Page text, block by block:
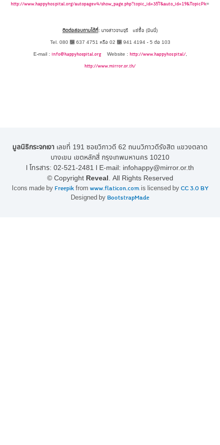
http://www.happyhospital.org/autopagev4/show_page.php?topic_id=357&auto_id=19&TopicPk=
ติดต่อสอบถามได้ที่: นางสาวจามจุรี แซ่ซื้อ (มินนี่)
Tel. 080 ෶ 637 4751 หรือ 02 ෶ 941 4194 - 5 ต่อ 103
E-mail : info@happyhospital.orgWebsite : http://www.happyhospital/,
http://www.mirror.or.th/
มูลนิธิกระจกเงา เลขที่ 191 ซอยวิภาวดี 62 ถนนวิภาวดีรังสิต แขวงตลาด
บางเขน เขตหลักสี่ กรุงเทพมหานคร 10210
l โทรสาร: 02-521-2481 l E-mail: infohappy@mirror.or.th
© Copyright Reveal. All Rights Reserved
Icons made by Freepikfrom www.flaticon.com is licensed byCC 3.0 BY
Designed by BootstrapMade